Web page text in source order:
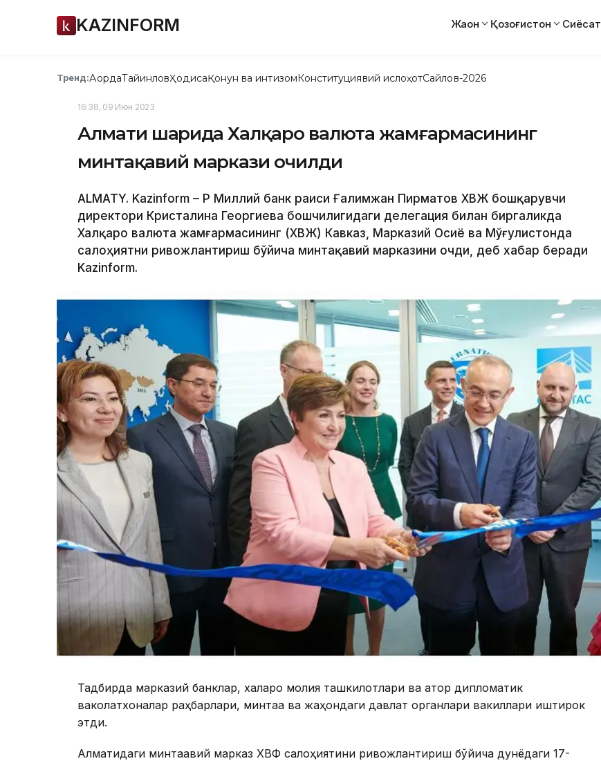
KAZINFORM Жаҳон Қозоғистон Сиёсат
Тренд:АқордаТайинловҲодисаҚонун ва интизомКонституциявий ислоҳотСайлов-2026
16:38, 09 Июн 2023
Алмати шаҳрида Халқаро валюта жамғармасининг
минтақавий маркази очилди
ALMATY. Kazinform – ҚР Миллий банк раиси Ғалимжан Пирматов ХВЖ бошқарувчи
директори Кристалина Георгиева бошчилигидаги делегация билан биргаликда
Халқаро валюта жамғармасининг (ХВЖ) Кавказ, Марказий Осиё ва Мўғулистонда
салоҳиятни ривожлантириш бўйича минтақавий марказини очди, деб хабар беради
Kazinform.
Тадбирда марказий банклар, халқаро молия ташкилотлари ва қатор дипломатик
ваколатхоналар раҳбарлари, минтақа ва жаҳондаги давлат органлари вакиллари иштирок
этди.
Алматидаги минтақавий марказ ХВФ салоҳиятини ривожлантириш бўйича дунёдаги 17-